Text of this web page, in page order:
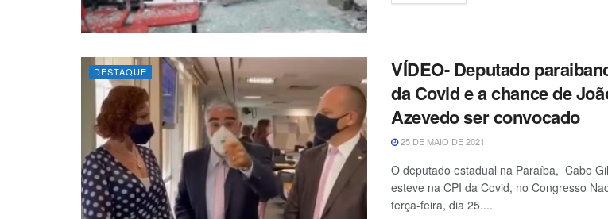
DESTAQUE
VÍDEO- Deputado
da Covid e a chance de
Azevedo ser convocado
25 DE MAIO DE 2021
O deputado estadual na Paraíba, Cabo
esteve na CPI da Covid, no Congresso
terça-feira, dia 25....